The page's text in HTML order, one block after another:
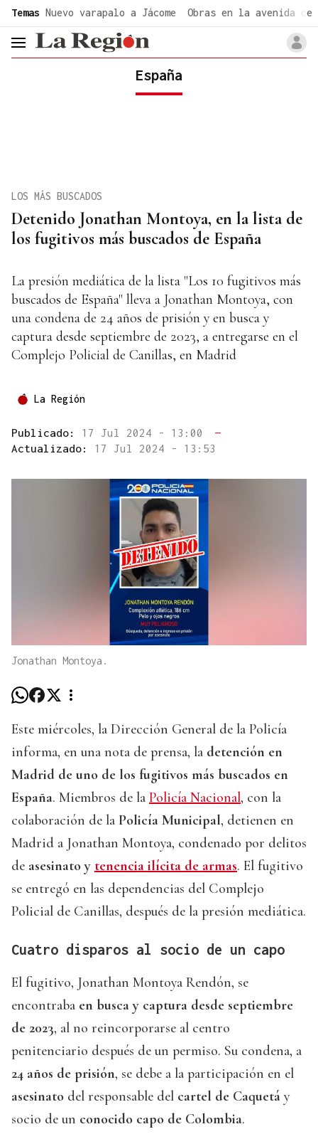
Temas Nuevo varapalo a Jácome Obras en la avenida de
header.menu.open
España
Detenido Jonathan Montoya, en la lista de
los fugitivos más buscados de España
LOS MÁS BUSCADOS
La presión mediática de la lista "Los 10 fugitivos más
buscados de España" lleva a Jonathan Montoya, con
una condena de 24 años de prisión y en busca y
captura desde septiembre de 2023, a entregarse en el
Complejo Policial de Canillas, en Madrid
La Región
Publicado: 17 Jul 2024 - 13:00
—
Actualizado: 17 Jul 2024 - 13:53
Jonathan Montoya.
Este miércoles, la Dirección General de la Policía
informa, en una nota de prensa, la detención en
Madrid de uno de los fugitivos más buscados en
España. Miembros de la Policía Nacional, con la
colaboración de la Policía Municipal, detienen en
Madrid a Jonathan Montoya, condenado por delitos
de asesinato y tenencia ilícita de armas. El fugitivo
se entregó en las dependencias del Complejo
Policial de Canillas, después de la presión mediática.
Cuatro disparos al socio de un capo
El fugitivo, Jonathan Montoya Rendón, se
encontraba en busca y captura desde septiembre
de 2023, al no reincorporarse al centro
penitenciario después de un permiso. Su condena, a
24 años de prisión, se debe a la participación en el
asesinato del responsable del cartel de Caquetá y
socio de un conocido capo de Colombia.